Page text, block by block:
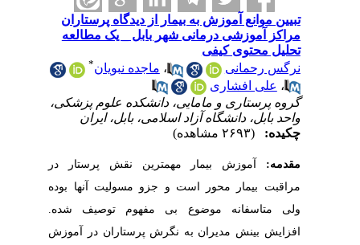
تبیین موانع آموزش به بیمار از دیدگاه پرستاران
مراکز آموزشی درمانی شهر بابل _ یک مطالعه
تحلیل محتوی کیفی
نرگس رحمانی
،ماجده نبویان *
،علی افشاری
گروه پرستاری و مامایی، دانشکده علوم پزشکی،
واحد بابل، دانشگاه آزاد اسلامی، بابل، ایران
چکیده:
مقدمه:آموزش بیمار مهمترین نقش پرستار در
مراقبت بیمار محور است و جزو مسولیت آنها بوده
ولی متاسفانه موضوع بی مفهوم توصیف شده.
افزایش بینش مدیران به نگرش پرستاران در آموزش